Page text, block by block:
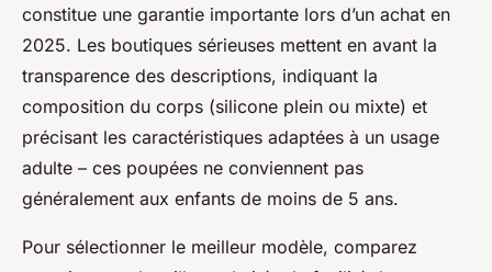
constitue une garantie importante lors d’un achat en
2025. Les boutiques sérieuses mettent en avant la
transparence des descriptions, indiquant la
composition du corps (silicone plein ou mixte) et
précisant les caractéristiques adaptées à un usage
adulte – ces poupées ne conviennent pas
généralement aux enfants de moins de 5 ans.
Pour sélectionner le meilleur modèle, comparez